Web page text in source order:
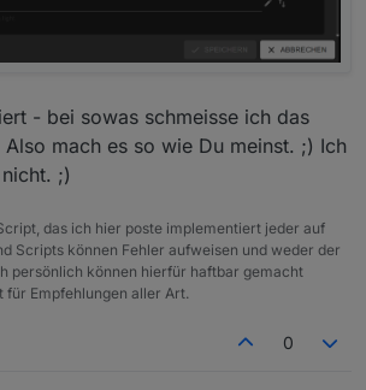
- bei sowas schmeisse ich das
mach es so wie Du meinst. ;) Ich
;)
das ich hier poste implementiert jeder auf
Scripts können Fehler aufweisen und weder der
persönlich können hierfür haftbar gemacht
für Empfehlungen aller Art.
0